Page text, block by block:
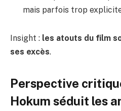
mais parfois trop
Insight : les atouts du film
ses excès.
Perspective
Hokum séduit les